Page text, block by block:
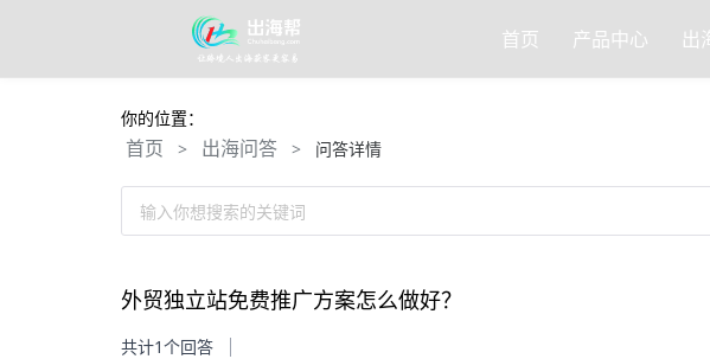
首页 产品中心 出
你的位置：
首页 > 出海问答 > 问答详情
输入你想搜索的关键词
外贸独立站免费推广方案怎么做好？
共计1个回答